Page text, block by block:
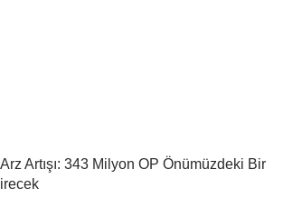
Artışı: 343 Milyon OP Önümüzdeki Bir